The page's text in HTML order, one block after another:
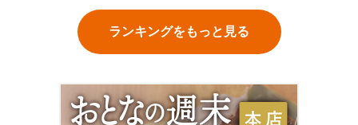
ランキングをもっと見る